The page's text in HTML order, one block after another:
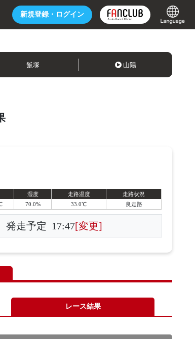
新規登録・ ログイン
飯塚 山陽
湿度 走路温度
走路状況
70.0% 33.0℃ 良走路
発走予定 17:47[変更]
レース結果